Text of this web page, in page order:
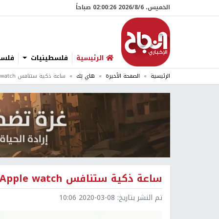
الخميس، 6/‏8/‏2026 02:00:27 صباحاً
الرئيسية فلسطينيات
الرئيسية الصفحة الأخيرة هاي تِك ساعة ذكية ستنافس Apple watch الشهيرة
ساعة ذكية ستنافس Apple watch الشهيرة
تم النشر بتاريخ: 2020-03-08 10:06